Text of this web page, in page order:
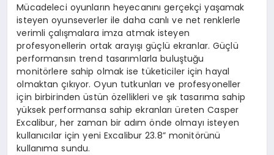
Mücadeleci oyunların heyecanını gerçekçi yaşamak
isteyen oyunseverler ile daha canlı ve net renklerle
verimli çalışmalara imza atmak isteyen
profesyonellerin ortak arayışı güçlü ekranlar. Güçlü
performansın trend tasarımlarla buluştuğu
monitörlere sahip olmak ise tüketiciler için hayal
olmaktan çıkıyor. Oyun tutkunları ve profesyoneller
için birbirinden üstün özellikleri ve şık tasarıma sahip
yüksek performansa sahip ekranları üreten Casper
Excalibur, her zaman bir adım önde olmayı isteyen
kullanıcılar için yeni Excalibur 23.8” monitörünü
kullanıma sundu.